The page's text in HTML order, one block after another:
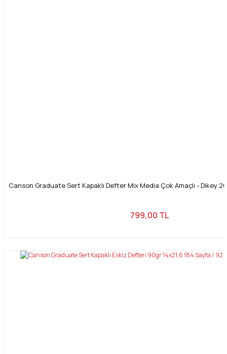
Canson Graduate Sert Kapaklı Defter Mix Media Çok Amaçlı - Dikey
799,00 TL